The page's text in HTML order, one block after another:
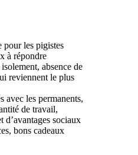
pour les pigistes
à répondre
absence de
reviennent le plus
avec les permanents,
de travail,
d’avantages sociaux
bons cadeaux